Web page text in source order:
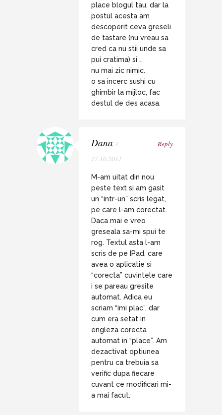
place blogul tau, dar la
postul acesta am
descoperit ceva greseli
de tastare (nu vreau sa
cred ca nu stii unde sa
pui cratima) si …
nu mai zic nimic.
o sa incerc sushi cu
ghimbir la mijloc, fac
destul de des acasa.
Dana /
17.10.2011
Reply
M-am uitat din nou
peste text si am gasit
un “intr-un” scris legat,
pe care l-am corectat.
Daca mai e vreo
greseala sa-mi spui te
rog. Textul asta l-am
scris de pe IPad, care
avea o aplicatie si
“corecta” cuvintele care
i se pareau gresite
automat. Adica eu
scriam “imi plac”, dar
cum era setat in
engleza corecta
automat in “place”. Am
dezactivat optiunea
pentru ca trebuia sa
verific dupa fiecare
cuvant ce modificari mi-
a mai facut.